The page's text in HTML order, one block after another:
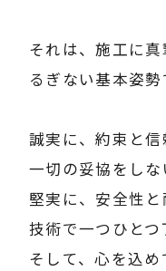
それは、施工に
るぎない基本姿勢
誠実に、約束と
一切の妥協をしな
堅実に、安全性
技術で一つひとつ
そして、心を込